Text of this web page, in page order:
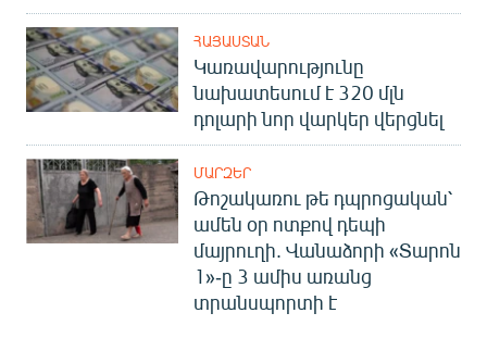
ՀԱՅԱՍՏԱՆ
Կառավարությունը
նախատեսում է 320 մլն
դոլարի նոր վարկեր վերցնել
ՄԱՐԶԵՐ
Թոշակառու թե դպրոցական՝
ամեն օր ոտքով դեպի
մայրուղի. Վանաձորի «Տարոն
1»-ը 3 ամիս առանց
տրանսպորտի է